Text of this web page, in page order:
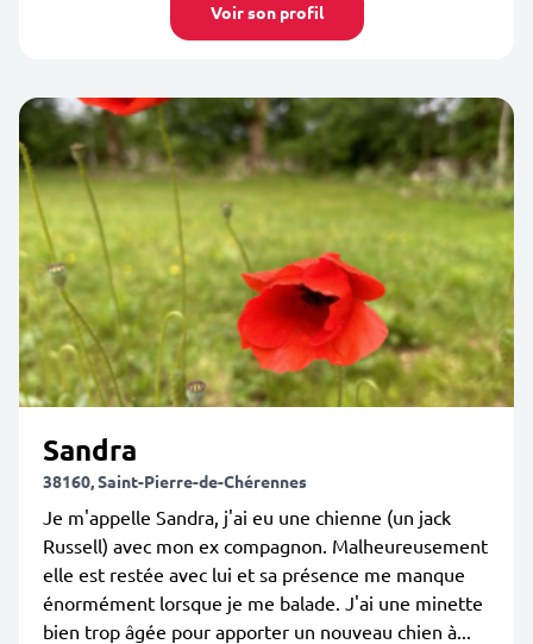
Voir son profil
Sandra
38160, Saint-Pierre-de-Chérennes
Je m'appelle Sandra, j'ai eu une chienne (un jack
Russell) avec mon ex compagnon. Malheureusement
elle est restée avec lui et sa présence me manque
énormément lorsque je me balade. J'ai une minette
bien trop âgée pour apporter un nouveau chien à...